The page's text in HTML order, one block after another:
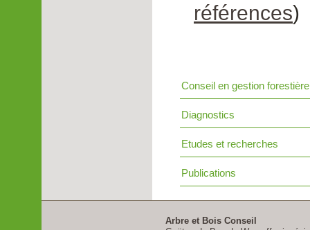
références)
Conseil en gestion forestière
Diagnostics
Etudes et recherches
Publications
Arbre et Bois Conseil